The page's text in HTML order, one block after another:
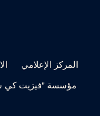
المركز الإعلامي
مؤسسة "فيزيت